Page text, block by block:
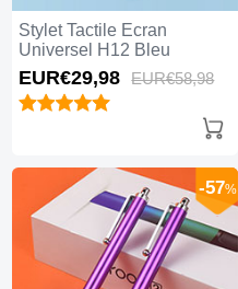
Stylet Tactile Ecran
Universel H12 Bleu
EUR€29,98 EUR€58,98
-57%